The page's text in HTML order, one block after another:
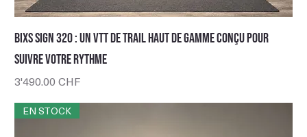
BIXS Sign 320 : un VTT de trail haut de gamme conçu pour
suivre votre rythme
Prix
3'490.00 CHF
EN STOCK